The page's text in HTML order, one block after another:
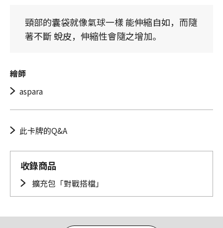
頸部的囊袋就像氣球一樣 能伸縮自如，而隨
著不斷 蛻皮，伸縮性會隨之增加。
繪師
aspara
此卡牌的Q&A
收錄商品
擴充包「對戰搭檔」